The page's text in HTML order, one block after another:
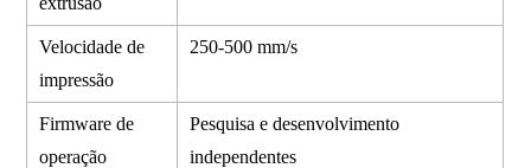
Velocidade de
impressão
250-500 mm/s
Firmware de
operação
Pesquisa e desenvolvimento
independentes